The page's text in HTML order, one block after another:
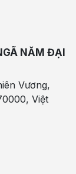
NĂM ĐẠI
Vương,
Việt